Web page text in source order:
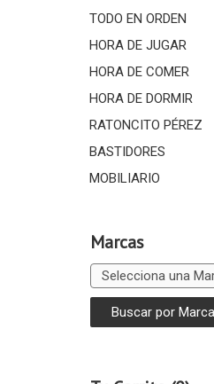
TODO EN ORDEN
HORA DE JUGAR
HORA DE COMER
HORA DE DORMIR
RATONCITO PÉREZ
BASTIDORES
MOBILIARIO
Marcas